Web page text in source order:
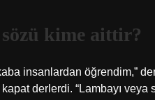
kime aittir?
insanlardan öğrendim,”
derlerdi. “Lambayı veya